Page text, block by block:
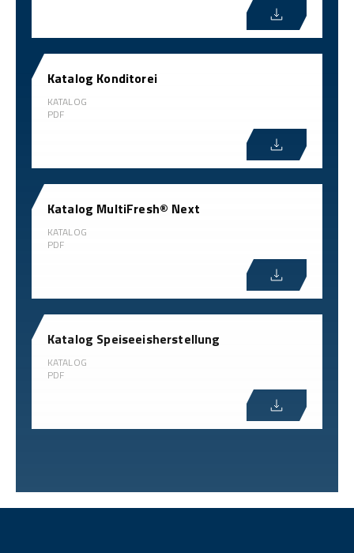
Katalog Konditorei
KATALOG
PDF
Katalog MultiFresh® Next
KATALOG
PDF
Katalog Speiseeisherstellung
KATALOG
PDF